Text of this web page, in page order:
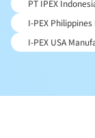
PT IPEX
I-PEX Philippines
I-PEX USA